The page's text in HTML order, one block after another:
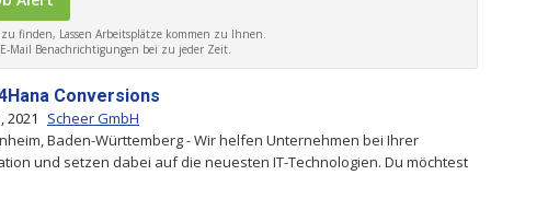
finden, Lassen Arbeitsplätze kommen zu Ihnen.
Mail Benachrichtigungen bei zu jeder Zeit.
Conversions
2021
Scheer GmbH
Baden-Württemberg - Wir helfen Unternehmen bei Ihrer
und setzen dabei auf die neuesten IT-Technologien. Du möchtest